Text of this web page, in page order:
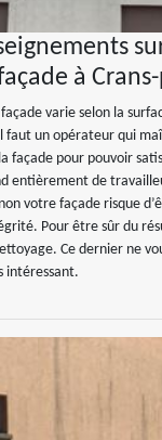
à
varie selon la
faut un opérateur qui
façade pour pouvoir
entièrement de
votre façade risque
Pour être sûr du
Ce dernier ne
intéressant.